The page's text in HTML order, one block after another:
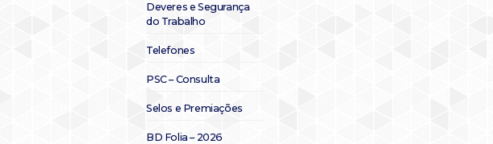
Deveres e Segurança
do Trabalho
Telefones
PSC – Consulta
Selos e Premiações
BD Folia – 2026